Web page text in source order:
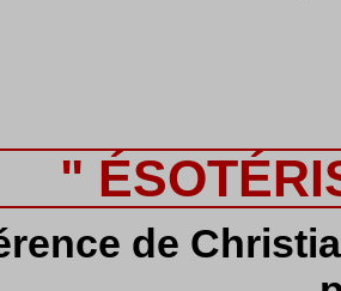
"
de